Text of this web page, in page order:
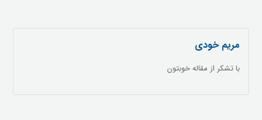
مریم خودی
با تشکر از مقاله خوبتون